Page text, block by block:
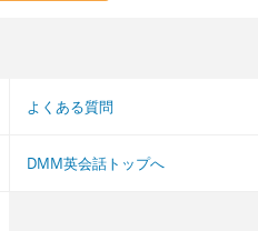
よくある質問
DMM英会話トップへ